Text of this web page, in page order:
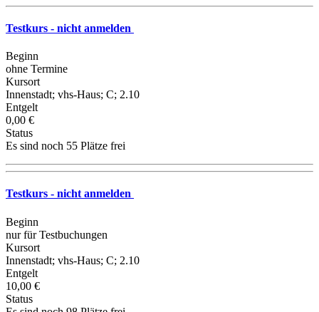
Testkurs - nicht anmelden
Beginn
ohne Termine
Kursort
Innenstadt; vhs-Haus; C; 2.10
Entgelt
0,00 €
Status
Es sind noch 55 Plätze frei
Testkurs - nicht anmelden
Beginn
nur für Testbuchungen
Kursort
Innenstadt; vhs-Haus; C; 2.10
Entgelt
10,00 €
Status